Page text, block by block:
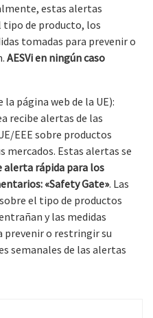
estas alertas
de producto, los
tomadas para prevenir o
AESVi en ningún caso
la página web de la UE):
recibe alertas de las
EEE sobre productos
mercados. Estas alertas se
alerta rápida para los
«Safety Gate». Las
el tipo de productos
y las medidas
prevenir o restringir su
semanales de las alertas